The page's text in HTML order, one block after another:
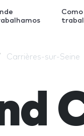
Como
Carrières-sur-Seine